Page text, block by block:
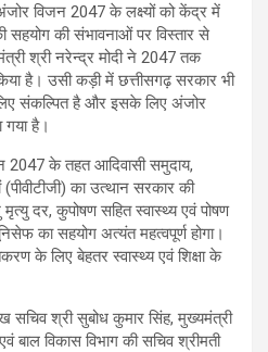
विजन 2047 के लक्ष्यों को केंद्र में
सहयोग की संभावनाओं पर विस्तार से
श्री नरेन्द्र मोदी ने 2047 तक
है। उसी कड़ी में छत्तीसगढ़ सरकार भी
संकल्पित है और इसके लिए अंजोर
गया है।
2047 के तहत आदिवासी समुदाय,
का उत्थान सरकार की
दर, कुपोषण सहित स्वास्थ्य एवं पोषण
का सहयोग अत्यंत महत्वपूर्ण होगा।
के लिए बेहतर स्वास्थ्य एवं शिक्षा के
श्री सुबोध कुमार सिंह, मुख्यमंत्री
बाल विकास विभाग की सचिव श्रीमती